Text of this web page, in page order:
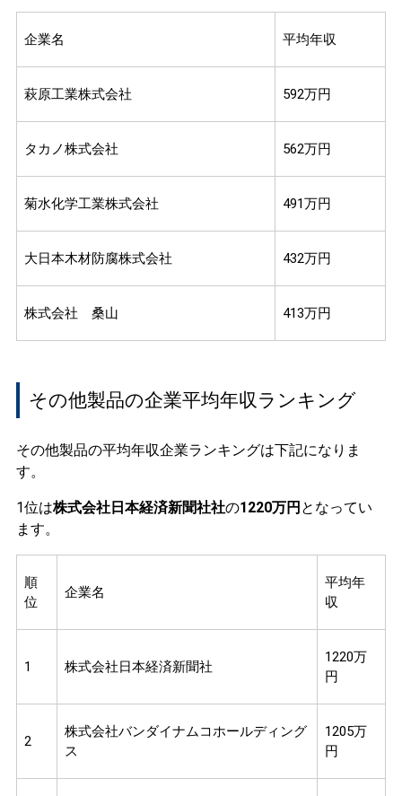
企業名 平均年収
萩原工業株式会社 592万円
タカノ株式会社 562万円
菊水化学工業株式会社 491万円
大日本木材防腐株式会社 432万円
株式会社 桑山 413万円
その他製品の企業平均年収ランキング
その他製品の平均年収企業ランキングは下記になりま
す。
1位は株式会社日本経済新聞社社の1220万円 となってい
ます。
順
位
企業名
平均年
収
1 株式会社日本経済新聞社
1220万
円
2
株式会社バンダイナムコホールディング
ス
1205万
円